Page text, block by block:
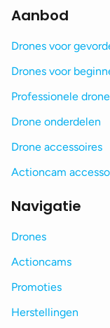
Aanbod
Drones voor
Drones voor
Professionele
Drone onderdelen
Drone accessoires
Actioncam
Navigatie
Drones
Actioncams
Promoties
Herstellingen